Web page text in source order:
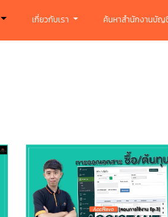
เกี่ยวกับเรา ค้นหาสำนักงานบัญ